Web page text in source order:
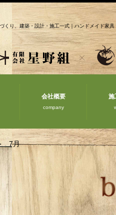
くり、建築・設計・施工一式｜ハンドメイド家
会社概要
company
施
7月